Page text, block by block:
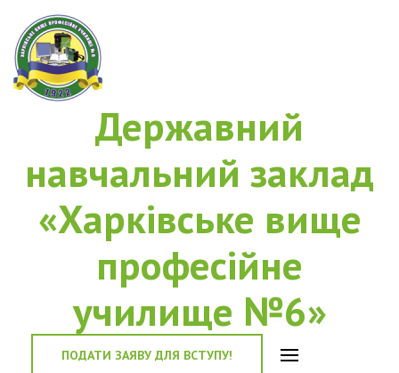
Державний
навчальний заклад
«Харківське вище
професійне
училище №6»
ПОДАТИ ЗАЯВУ ДЛЯ ВСТУПУ!